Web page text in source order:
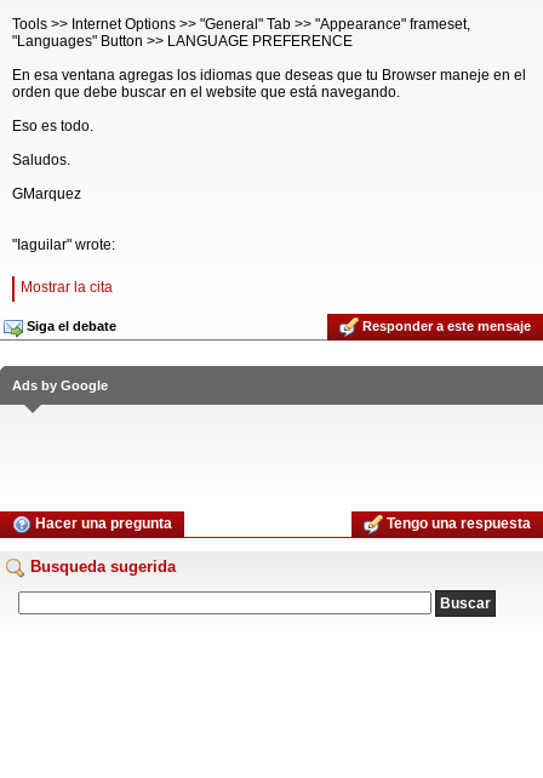
Tools >> Internet Options >> "General" Tab >> "Appearance" frameset,
"Languages" Button >> LANGUAGE PREFERENCE
En esa ventana agregas los idiomas que deseas que tu Browser maneje en el
orden que debe buscar en el website que está navegando.
Eso es todo.
Saludos.
GMarquez
"Iaguilar" wrote:
Mostrar la cita
Siga el debate Responder a este mensaje
Ads by Google
Hacer una pregunta Tengo una respuesta
Busqueda sugerida